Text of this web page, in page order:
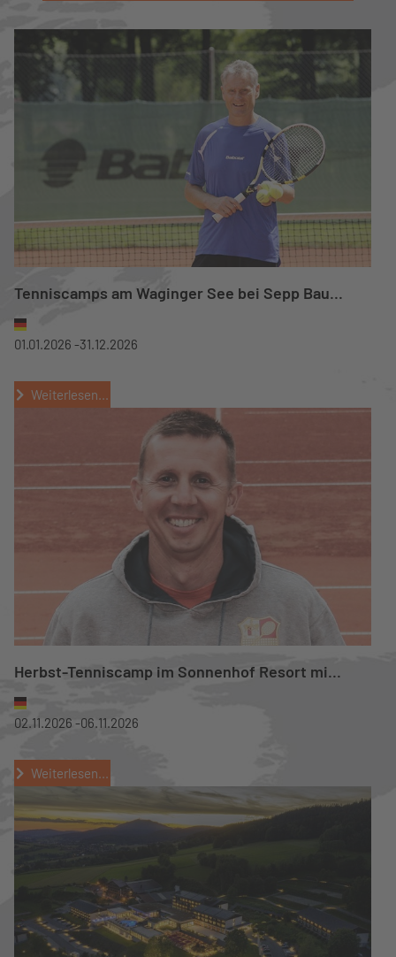
Tenniscamps am Waginger See bei Sepp Bau...
01.01.2026 -31.12.2026
Weiterlesen...
Herbst-Tenniscamp im Sonnenhof Resort mi...
02.11.2026 -06.11.2026
Weiterlesen...